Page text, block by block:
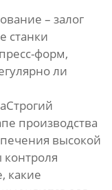
– залог
станки
форм,
ли
производства
высокой
контроля
какие